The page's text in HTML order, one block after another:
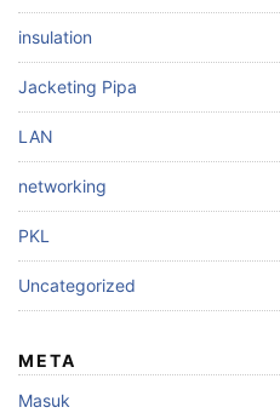
insulation
Jacketing Pipa
LAN
networking
PKL
Uncategorized
META
Masuk